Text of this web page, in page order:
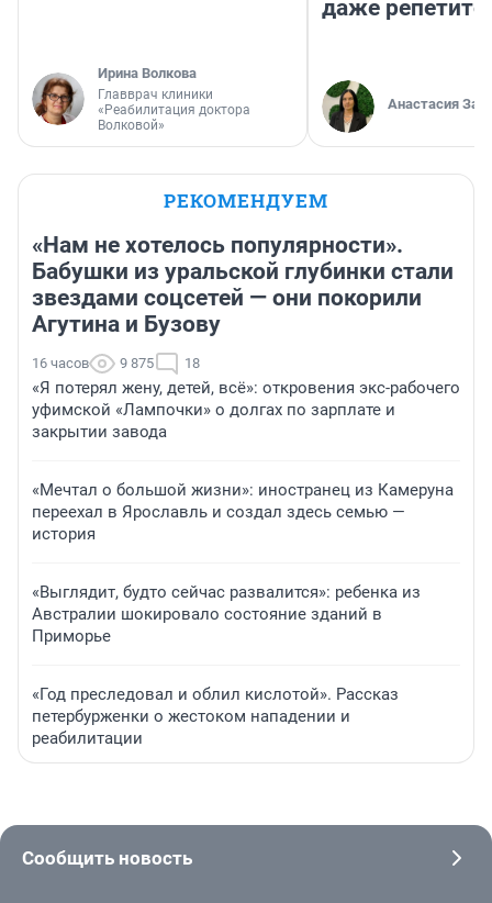
Ирина Волкова
Главврач клиники
«Реабилитация доктора
Волковой»
даже
Анастасия
РЕКОМЕНДУЕМ
«Нам не хотелось популярности».
Бабушки из уральской глубинки стали
звездами соцсетей — они покорили
Агутина и Бузову
16 часов 9 875 18
«Я потерял жену, детей, всё»: откровения экс-рабочего
уфимской «Лампочки» о долгах по зарплате и
закрытии завода
«Мечтал о большой жизни»: иностранец из Камеруна
переехал в Ярославль и создал здесь семью —
история
«Выглядит, будто сейчас развалится»: ребенка из
Австралии шокировало состояние зданий в
Приморье
«Год преследовал и облил кислотой». Рассказ
петербурженки о жестоком нападении и
реабилитации
Сообщить новость